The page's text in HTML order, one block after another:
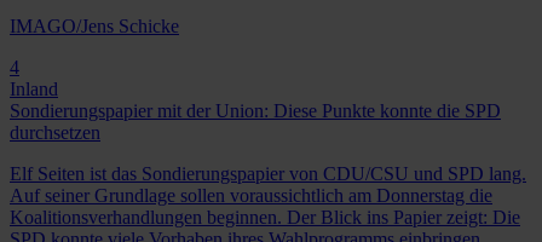
IMAGO/Jens Schicke
4
Inland
Sondierungspapier mit der Union: Diese Punkte konnte die SPD
durchsetzen
Elf Seiten ist das Sondierungspapier von CDU/CSU und SPD lang.
Auf seiner Grundlage sollen voraussichtlich am Donnerstag die
Koalitionsverhandlungen beginnen. Der Blick ins Papier zeigt: Die